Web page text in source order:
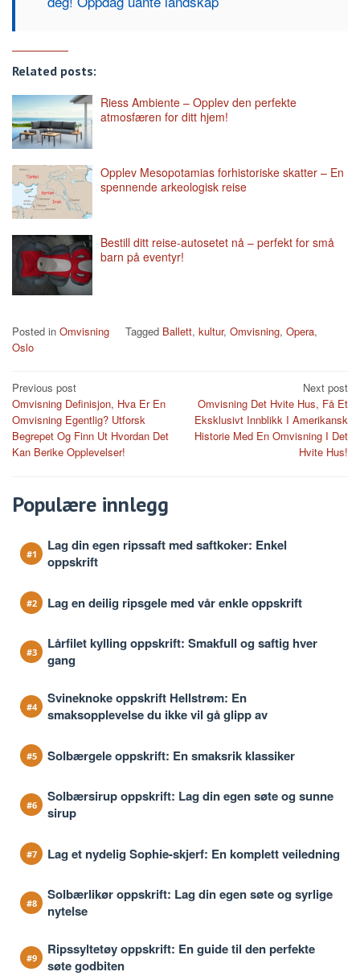
Related posts:
Riess Ambiente – Opplev den perfekte
atmosfæren for ditt hjem!
Opplev Mesopotamias forhistoriske skatter – En
spennende arkeologisk reise
Bestill ditt reise-autosetet nå – perfekt for små
barn på eventyr!
Posted in Omvisning Tagged Ballett, kultur, Omvisning, Opera,
Oslo
Post
navigation
Previous post
Omvisning Definisjon, Hva Er En
Omvisning Egentlig? Utforsk
Begrepet Og Finn Ut Hvordan Det
Kan Berike Opplevelser!
Next post
Omvisning Det Hvite Hus, Få Et
Eksklusivt Innblikk I Amerikansk
Historie Med En Omvisning I Det
Hvite Hus!
Populære innlegg
Lag din egen ripssaft med saftkoker: Enkel
oppskrift
Lag en deilig ripsgele med vår enkle oppskrift
Lårfilet kylling oppskrift: Smakfull og saftig hver
gang
Svineknoke oppskrift Hellstrøm: En
smaksopplevelse du ikke vil gå glipp av
Solbærgele oppskrift: En smaksrik klassiker
Solbærsirup oppskrift: Lag din egen søte og sunne
sirup
Lag et nydelig Sophie-skjerf: En komplett veiledning
Solbærlikør oppskrift: Lag din egen søte og syrlige
nytelse
Ripssyltetøy oppskrift: En guide til den perfekte
søte godbiten